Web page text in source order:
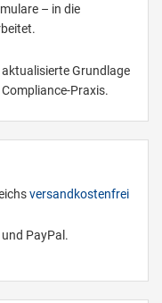
– in die
Grundlage
Praxis.
versandkostenfrei
PayPal.